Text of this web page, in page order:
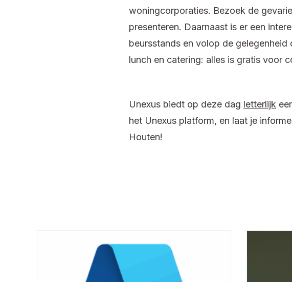
woningcorporaties. Bezoek de
presenteren. Daarnaast is er een
beursstands en volop de
lunch en catering: alles is gratis voor
Unexus biedt op deze dag letterlijk
het Unexus platform, en laat je
Houten!